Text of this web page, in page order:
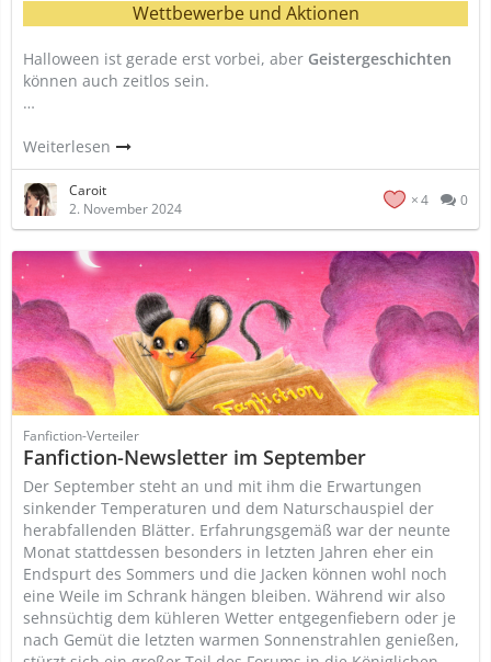
Wettbewerbe und Aktionen
Halloween ist gerade erst vorbei, aber Geistergeschichten
können auch zeitlos sein.
…
Weiterlesen
Caroit
2. November 2024
4 0
Fanfiction-Verteiler
Fanfiction-Newsletter im September
Der September steht an und mit ihm die Erwartungen
sinkender Temperaturen und dem Naturschauspiel der
herabfallenden Blätter. Erfahrungsgemäß war der neunte
Monat stattdessen besonders in letzten Jahren eher ein
Endspurt des Sommers und die Jacken können wohl noch
eine Weile im Schrank hängen bleiben. Während wir also
sehnsüchtig dem kühleren Wetter entgegenfiebern oder je
nach Gemüt die letzten warmen Sonnenstrahlen genießen,